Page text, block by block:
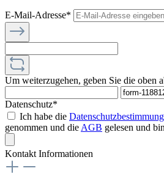
E-Mail-Adresse*
Um weiterzugehen, geben Sie die oben
Datenschutz*
Ich habe die
genommen und dieAGB gelesen und
Kontakt Informationen